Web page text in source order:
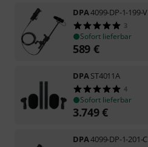
DPA4099-DP-1-199-V
3
Sofort lieferbar
589 €
DPAST4011A
4
Sofort lieferbar
3.749€
DPA4099-DP-1-201-C